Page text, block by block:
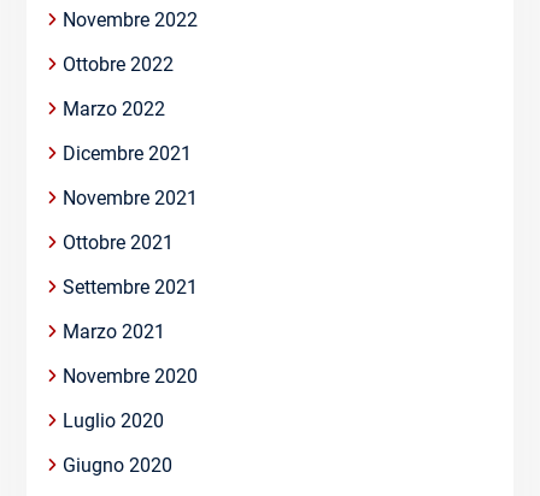
Novembre 2022
Ottobre 2022
Marzo 2022
Dicembre 2021
Novembre 2021
Ottobre 2021
Settembre 2021
Marzo 2021
Novembre 2020
Luglio 2020
Giugno 2020